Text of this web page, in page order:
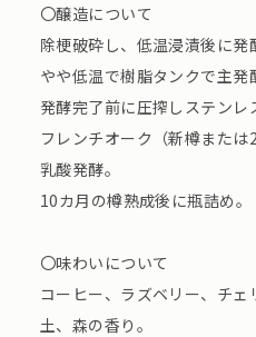
〇醸造について
除梗破砕し、低温浸漬後に発
やや低温で樹脂タンクで主発
発酵完了前に圧搾しステンレ
フレンチオーク（新樽また
乳酸発酵。
10カ月の樽熟成後に瓶詰め。
〇味わいについて
コーヒー、ラズベリー、チェ
土、森の香り。